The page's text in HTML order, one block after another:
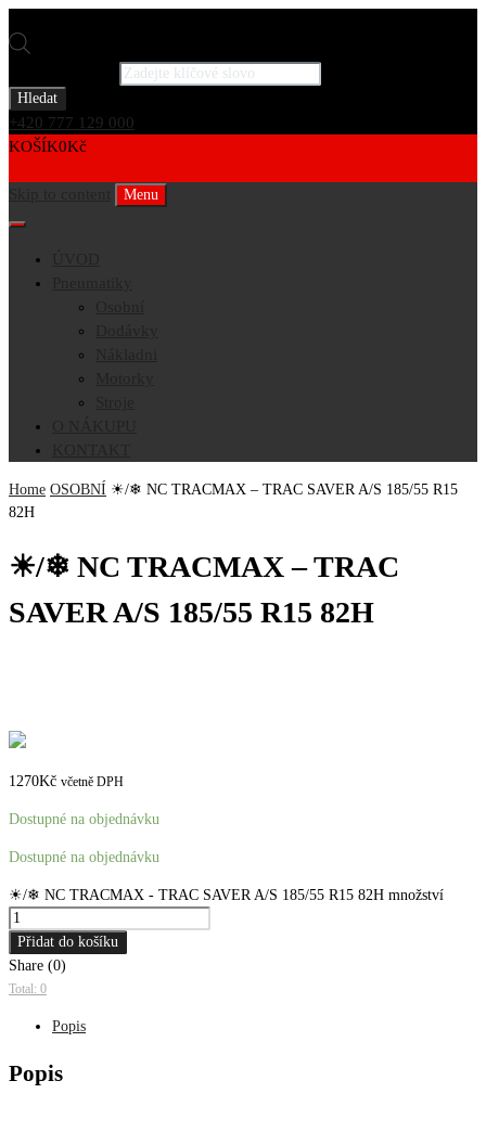
Hledat
+420 777 129 000
KOŠÍK0Kč
Menu
Home OSOBNÍ ☀/❄ NC TRACMAX – TRAC SAVER A/S 185/55 R15
82H
☀/❄ NC TRACMAX – TRAC
SAVER A/S 185/55 R15 82H
1270Kč včetně DPH
Dostupné na objednávku
Dostupné na objednávku
☀/❄ NC TRACMAX - TRAC SAVER A/S 185/55 R15 82H množství
Přidat do košíku
Share (0)
Total: 0
Popis
Popis